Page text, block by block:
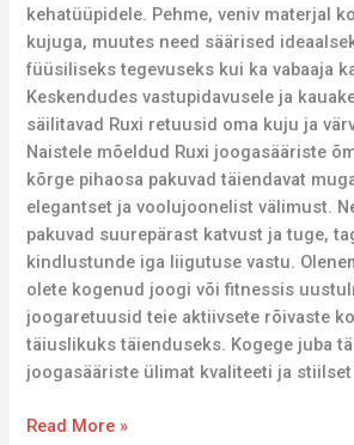
kehatüüpidele. Pehme, veniv materjal
kujuga, muutes need säärised
füüsiliseks tegevuseks kui ka vabaaja
Keskendudes vastupidavusele ja
säilitavad Ruxi retuusid oma kuju ja
Naistele mõeldud Ruxi joogasääriste
kõrge pihaosa pakuvad täiendavat
elegantset ja voolujoonelist välimust.
pakuvad suurepärast katvust ja tuge,
kindlustunde iga liigutuse vastu.
olete kogenud joogi või fitnessis
joogaretuusid teie aktiivsete rõivaste
täiuslikuks täienduseks. Kogege juba
joogasääriste ülimat kvaliteeti ja
Read More »